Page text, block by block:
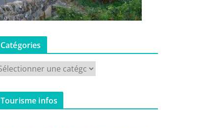
Catégories
Tourisme infos